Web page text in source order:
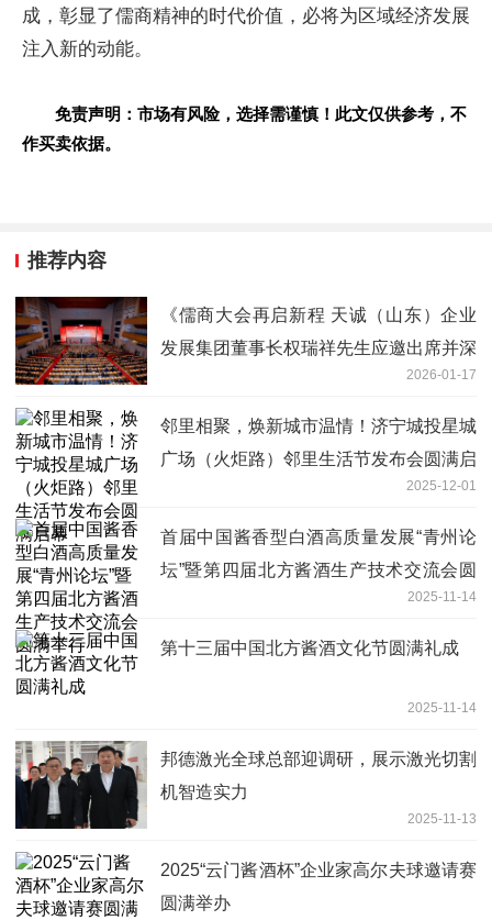
成，彰显了儒商精神的时代价值，必将为区域经济发展
注入新的动能。
免责声明：市场有风险，选择需谨慎！此文仅供参考，不
作买卖依据。
推荐内容
《儒商大会再启新程 天诚（山东）企业
发展集团董事长权瑞祥先生应邀出席并深
2026-01-17
邻里相聚，焕新城市温情！济宁城投星城
广场（火炬路）邻里生活节发布会圆满启
2025-12-01
首届中国酱香型白酒高质量发展“青州论
坛”暨第四届北方酱酒生产技术交流会圆
2025-11-14
第十三届中国北方酱酒文化节圆满礼成
2025-11-14
邦德激光全球总部迎调研，展示激光切割
机智造实力
2025-11-13
2025“云门酱酒杯”企业家高尔夫球邀请赛
圆满举办